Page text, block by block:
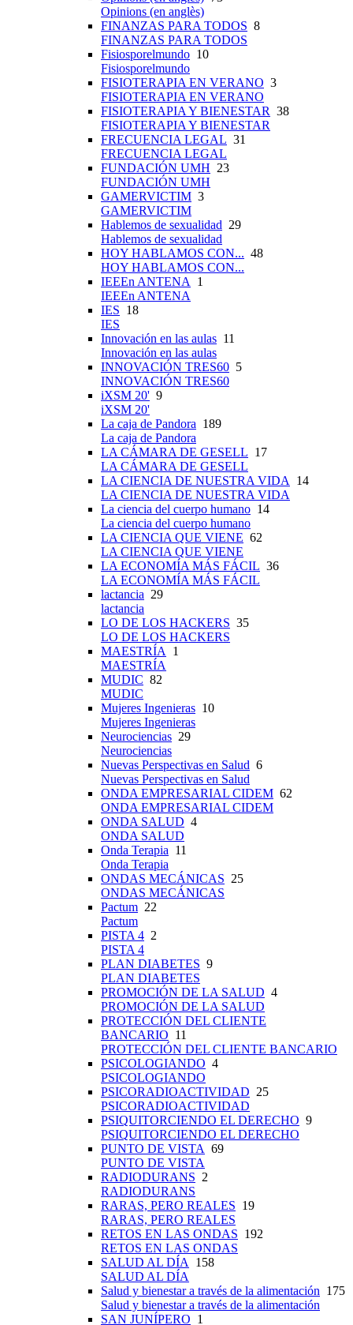
Opinions (en anglès)
FINANZAS PARA TODOS 8
FINANZAS PARA TODOS
Fisiosporelmundo 10
Fisiosporelmundo
FISIOTERAPIA EN VERANO 3
FISIOTERAPIA EN VERANO
FISIOTERAPIA Y BIENESTAR 38
FISIOTERAPIA Y BIENESTAR
FRECUENCIA LEGAL 31
FRECUENCIA LEGAL
FUNDACIÓN UMH 23
FUNDACIÓN UMH
GAMERVICTIM 3
GAMERVICTIM
Hablemos de sexualidad 29
Hablemos de sexualidad
HOY HABLAMOS CON... 48
HOY HABLAMOS CON...
IEEEn ANTENA
1
IEEEn ANTENA
IES 18
IES
Innovación en las aulas 11
Innovación en las aulas
INNOVACIÓN TRES60 5
INNOVACIÓN TRES60
iXSM 20' 9
iXSM 20'
La caja de Pandora 189
La caja de Pandora
LA CÁMARA DE GESELL 17
LA CÁMARA DE GESELL
LA CIENCIA DE NUESTRA VIDA
14
LA CIENCIA DE NUESTRA VIDA
La ciencia del cuerpo humano 14
La ciencia del cuerpo humano
LA CIENCIA QUE VIENE 62
LA CIENCIA QUE VIENE
LA ECONOMÍA MÁS FÁCIL 36
LA ECONOMÍA MÁS FÁCIL
lactancia 29
lactancia
LO DE LOS HACKERS 35
LO DE LOS HACKERS
MAESTRÍA
1
MAESTRÍA
MUDIC 82
MUDIC
Mujeres Ingenieras 10
Mujeres Ingenieras
Neurociencias 29
Neurociencias
Nuevas Perspectivas en Salud 6
Nuevas Perspectivas en Salud
ONDA EMPRESARIAL CIDEM 62
ONDA EMPRESARIAL CIDEM
ONDA SALUD 4
ONDA SALUD
Onda Terapia 11
Onda Terapia
ONDAS MECÁNICAS 25
ONDAS MECÁNICAS
Pactum 22
Pactum
PISTA 4 2
PISTA 4
PLAN DIABETES 9
PLAN DIABETES
PROMOCIÓN DE LA SALUD 4
PROMOCIÓN DE LA SALUD
PROTECCIÓN DEL CLIENTE
BANCARIO 11
PROTECCIÓN DEL CLIENTE BANCARIO
PSICOLOGIANDO 4
PSICOLOGIANDO
PSICORADIOACTIVIDAD 25
PSICORADIOACTIVIDAD
PSIQUITORCIENDO EL DERECHO 9
PSIQUITORCIENDO EL DERECHO
PUNTO DE VISTA 69
PUNTO DE VISTA
RADIODURANS 2
RADIODURANS
RARAS, PERO REALES 19
RARAS, PERO REALES
RETOS EN LAS ONDAS 192
RETOS EN LAS ONDAS
SALUD AL DÍA
158
SALUD AL DÍA
Salud y bienestar a través de la alimentación 175
Salud y bienestar a través de la alimentación
SAN JUNÍPERO 1